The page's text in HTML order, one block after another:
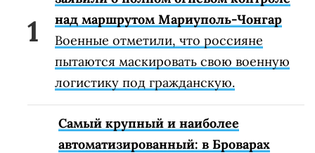
над маршрутом Мариуполь-Чонгар
Военные отметили, что россияне
пытаются маскировать свою военную
логистику под гражданскую.
Самый крупный и наиболее
автоматизированный: в Броварах